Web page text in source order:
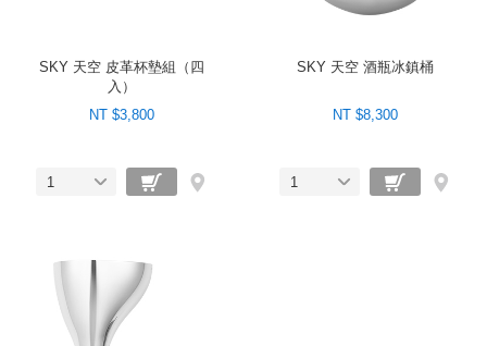
SKY 天空 皮革杯墊組（四
入）
NT $3,800
1
SKY 天空 酒瓶冰鎮桶
NT $8,300
1